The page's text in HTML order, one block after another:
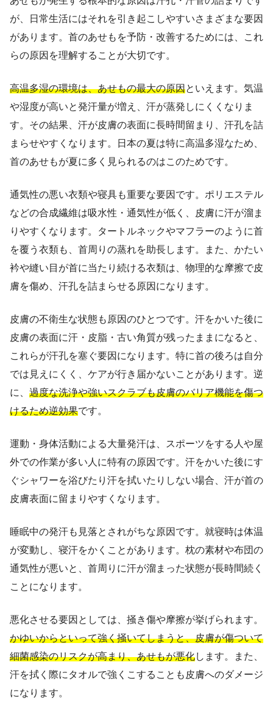
が、日常生活にはそれを引き起こしやすいさまざまな要因
があります。首のあせもを予防・改善するためには、これ
らの原因を理解することが大切です。
高温多湿の環境は、あせもの最大の原因といえます。気温
や湿度が高いと発汗量が増え、汗が蒸発しにくくなりま
す。その結果、汗が皮膚の表面に長時間留まり、汗孔を詰
まらせやすくなります。日本の夏は特に高温多湿なため、
首のあせもが夏に多く見られるのはこのためです。
通気性の悪い衣類や寝具も重要な要因です。ポリエステル
などの合成繊維は吸水性・通気性が低く、皮膚に汗が溜ま
りやすくなります。タートルネックやマフラーのように首
を覆う衣類も、首周りの蒸れを助長します。また、かたい
衿や縫い目が首に当たり続ける衣類は、物理的な摩擦で皮
膚を傷め、汗孔を詰まらせる原因になります。
皮膚の不衛生な状態も原因のひとつです。汗をかいた後に
皮膚の表面に汗・皮脂・古い角質が残ったままになると、
これらが汗孔を塞ぐ要因になります。特に首の後ろは自分
では見えにくく、ケアが行き届かないことがあります。逆
に、 過度な洗浄や強いスクラブも皮膚のバリア機能を傷つ
けるため逆効果です。
運動・身体活動による大量発汗は、スポーツをする人や屋
外での作業が多い人に特有の原因です。汗をかいた後にす
ぐシャワーを浴びたり汗を拭いたりしない場合、汗が首の
皮膚表面に留まりやすくなります。
睡眠中の発汗も見落とされがちな原因です。就寝時は体温
が変動し、寝汗をかくことがあります。枕の素材や布団の
通気性が悪いと、首周りに汗が溜まった状態が長時間続く
ことになります。
悪化させる要因としては、掻き傷や摩擦が挙げられます。
かゆいからといって強く掻いてしまうと、皮膚が傷ついて
細菌感染のリスクが高まり、あせもが悪化します。また、
汗を拭く際にタオルで強くこすることも皮膚へのダメージ
になります。